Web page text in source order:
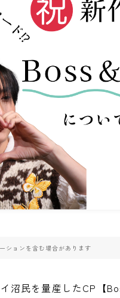
ションを含む場合があります
沼民を量産したCP【